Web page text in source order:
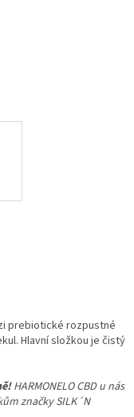
prebiotické rozpustné
Hlavní složkou je čistý
HARMONELO CBD u nás
značky SILK´N